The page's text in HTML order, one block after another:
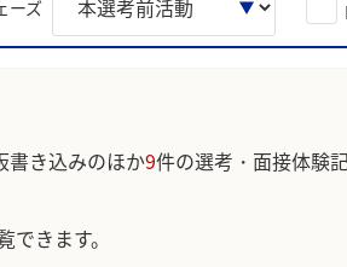
ーズ
書き込みのほか9件の選考・面接体験記
できます。